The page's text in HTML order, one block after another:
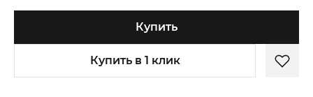
Купить
Купить в 1 клик